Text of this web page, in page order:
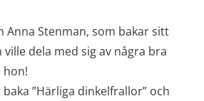
Anna Stenman, som bakar sitt
dela med sig av några bra
hon!
”Härliga dinkelfrallor” och